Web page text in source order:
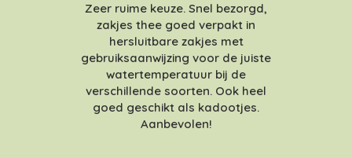
Zeer ruime keuze. Snel bezorgd,
zakjes thee goed verpakt in
hersluitbare zakjes met
gebruiksaanwijzing voor de juiste
watertemperatuur bij de
verschillende soorten. Ook heel
goed geschikt als kadootjes.
Aanbevolen!